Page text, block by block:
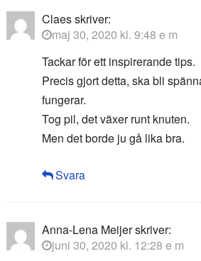
Claesskriver:
maj 30, 2020 kl. 9:48 e m
Tackar för ett inspirerande tips.
Precis gjort detta, ska bli
fungerar.
Tog pil, det växer runt knuten.
Men det borde ju gå lika bra.
Svara
Anna-Lena Meijerskriver:
juni 30, 2020 kl. 12:28 e m